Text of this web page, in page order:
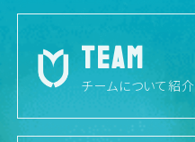
TEAM
チームについて紹介